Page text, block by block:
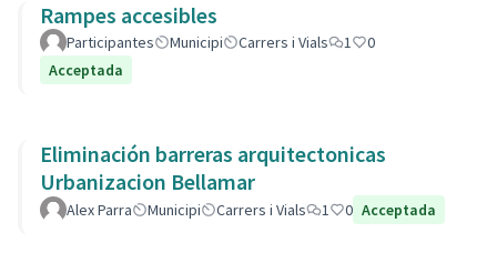
Rampes accesibles
Participantes Municipi Carrers i Vials 1
0
Acceptada
Eliminación barreras arquitectonicas
Urbanizacion Bellamar
Alex Parra Municipi Carrers i Vials 1 0 Acceptada